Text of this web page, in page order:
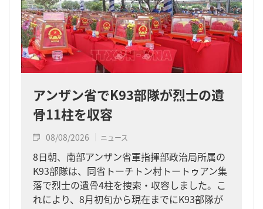
アンザン省でK93部隊が烈士の遺
骨11柱を収容
08/08/2026 ニュース
8日朝、南部アンザン省軍指揮部政治局所属の
K93部隊は、同省トーチトン村トートゥアン集
落で烈士の遺骨4柱を捜索・収容しました。こ
れにより、8月初旬から現在までにK93部隊が